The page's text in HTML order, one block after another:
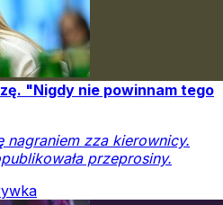
wGoogle News
w Google